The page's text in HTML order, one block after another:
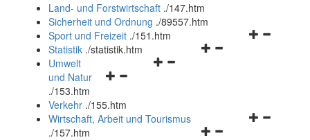
und
schließen
Land- und Forstwirtschaft ./147.htm
Sicherheit und Ordnung ./89557.htm
Navigationsmenü
Sport und Freizeit ./151.htm
Navigationsmenü
Statistik ./statistik.htm
Navigationsmenü
und
schließen
Umwelt
und Natur
./153.htm
Verkehr ./155.htm
Navigationsmenü
Wirtschaft, Arbeit und Tourismus
./157.htm